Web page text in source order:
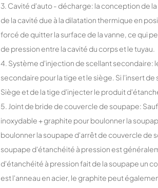
3. Cavité d'auto - décharge: la conception de
de la cavité due à la dilatation thermique en
forcé de quitter la surface de la vanne, ce qui
de pression entre la cavité du corps et le tuyau.
4. Système d'injection de scellant secondaire:
secondaire pour la tige et le siège. Si l'insert
Siège et de la tige d'injecter le produit
5. Joint de bride de couvercle de soupape:
inoxydable + graphite pour boulonner la
boulonner la soupape d'arrêt de couvercle de
soupape d'étanchéité à pression est
d'étanchéité à pression fait de la soupape un
est l'anneau en acier, le graphite peut